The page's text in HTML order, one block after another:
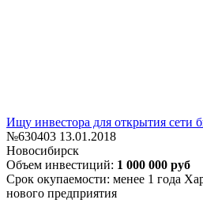
Ищу инвестора для открытия сети
№630403 13.01.2018
Новосибирск
Объем инвестиций: 1 000 000 руб
Срок окупаемости: менее 1 года
нового предприятия